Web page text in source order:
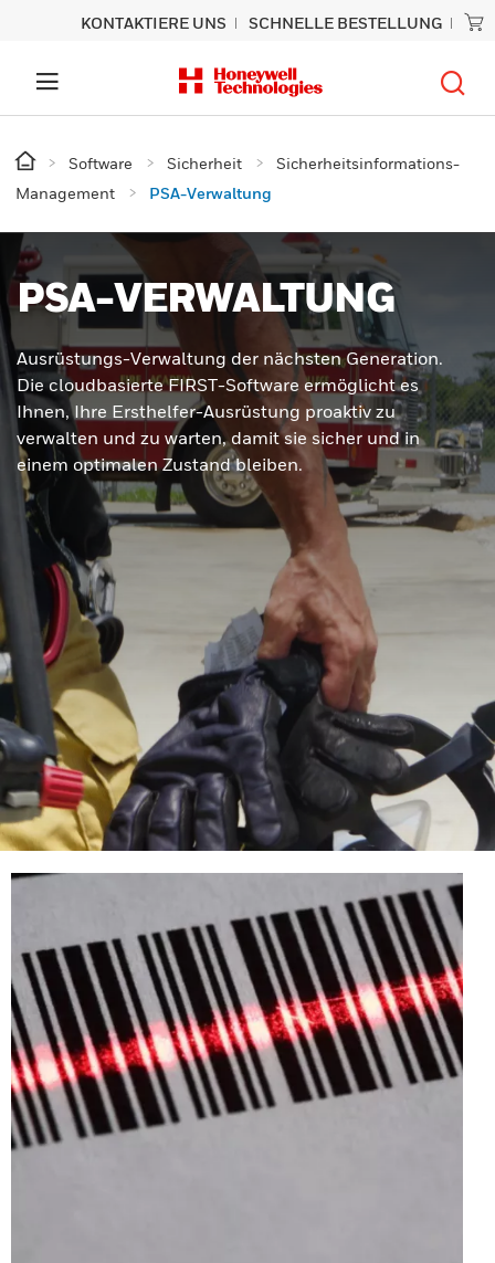
KONTAKTIERE UNS SCHNELLE BESTELLUNG
Software Sicherheit
Sicherheitsinformations-
Management
PSA-Verwaltung
PSA-VERWALTUNG
Ausrüstungs-Verwaltung der nächsten Generation.
Die cloudbasierte FIRST-Software ermöglicht es
Ihnen, Ihre Ersthelfer-Ausrüstung proaktiv zu
verwalten und zu warten, damit sie sicher und in
einem optimalen Zustand bleiben.